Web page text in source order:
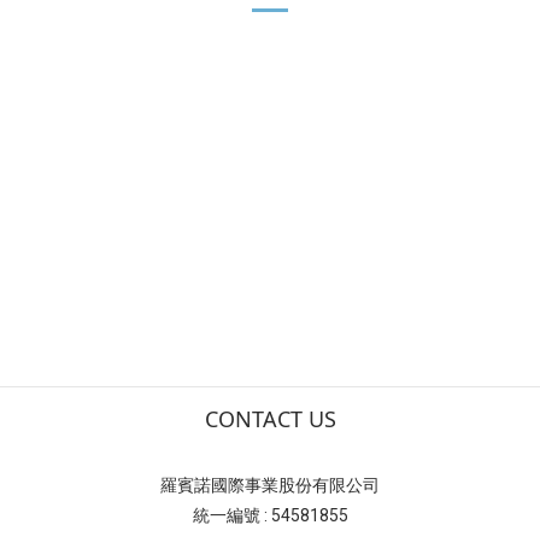
CONTACT US
羅賓諾國際事業股份有限公司
統一編號 : 54581855